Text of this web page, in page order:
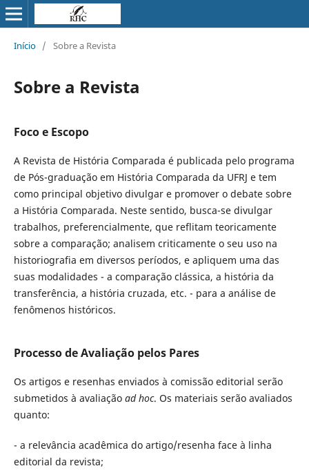
Início / Sobre a Revista
Sobre a Revista
Foco e Escopo
A Revista de História Comparada é publicada pelo programa
de Pós-graduação em História Comparada da UFRJ e tem
como principal objetivo divulgar e promover o debate sobre
a História Comparada. Neste sentido, busca-se divulgar
trabalhos, preferencialmente, que reflitam teoricamente
sobre a comparação; analisem criticamente o seu uso na
historiografia em diversos períodos, e apliquem uma das
suas modalidades - a comparação clássica, a história da
transferência, a história cruzada, etc. - para a análise de
fenômenos históricos.
Processo de Avaliação pelos Pares
Os artigos e resenhas enviados à comissão editorial serão
submetidos à avaliação ad hoc. Os materiais serão avaliados
quanto:
- a relevância acadêmica do artigo/resenha face à linha
editorial da revista;